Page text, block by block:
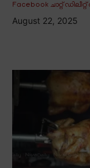
Facebook ചാറ്റ്
August 22, 2025